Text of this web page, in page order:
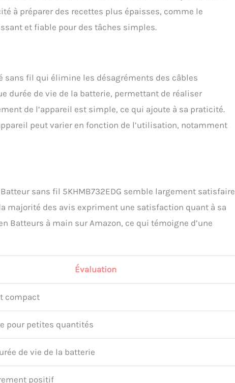
à préparer des recettes plus épaisses, comme le
et fiable pour des tâches simples.
sans fil qui élimine les désagréments des câbles
durée de vie de la batterie, permettant de réaliser
de l’appareil est simple, ce qui ajoute à sa praticité.
peut varier en fonction de l’utilisation, notamment
sans fil 5KHMB732EDG semble largement satisfaire
majorité des avis expriment une satisfaction quant à sa
Batteurs à main sur Amazon, ce qui témoigne d’une
Évaluation
compact
pour petites quantités
de vie de la batterie
positif